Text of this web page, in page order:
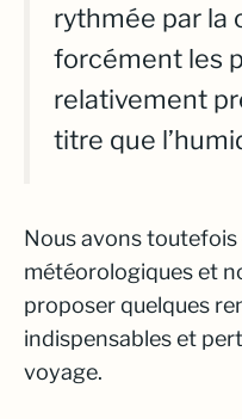
rythmée par la
forcément les
relativement
titre que
Nous avons
météorologiques et
proposer quelques
indispensables et
voyage.